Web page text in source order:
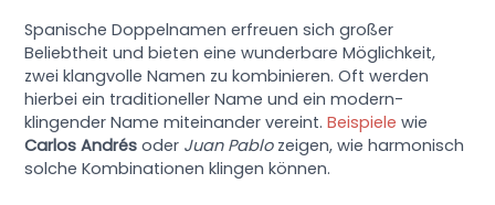
Spanische Doppelnamen erfreuen sich großer
Beliebtheit und bieten eine wunderbare Möglichkeit,
zwei klangvolle Namen zu kombinieren. Oft werden
hierbei ein traditioneller Name und ein modern-
klingender Name miteinander vereint.Beispiele wie
Carlos Andrés oder Juan Pablozeigen, wie harmonisch
solche Kombinationen klingen können.